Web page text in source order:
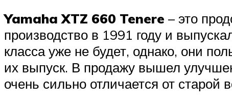
Yamaha XTZ 660 Tenere – это
производство в 1991 году и
класса уже не будет, однако, они
их выпуск. В продажу вышел
очень сильно отличается от старой